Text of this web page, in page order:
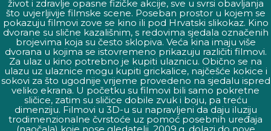
život i zdravlje opasne fizičke akcije, sve u svrsi obavljanja
što uvjerljivije filmske scene. Poseban prostor u kojem se
pokazuju filmovi zove se kino ili pod Hrvatski slikokaz. Kino
dvorane su slične kazališnim, s redovima sjedala označenih
brojevima koja su često sklopiva. Veća kina imaju više
dvorana u kojima se istovremeno prikazuju različiti filmovi.
Za ulaz u kino potrebno je kupiti ulaznicu. Obično se na
ulazu uz ulaznice mogu kupiti grickalice, najčešće kokice i
sokovi za što ugodnije vrijeme provedeno na sjedalu ispred
veliko ekrana. U početku su filmovi bili samo pokretne
sličice, zatim su sličice dobile zvuk i boju, pa treću
dimenziju. Filmovi u 3D-u su napravljeni da daju iluziju
trodimenzionalne čvrstoće uz pomoć posebnih uređaja